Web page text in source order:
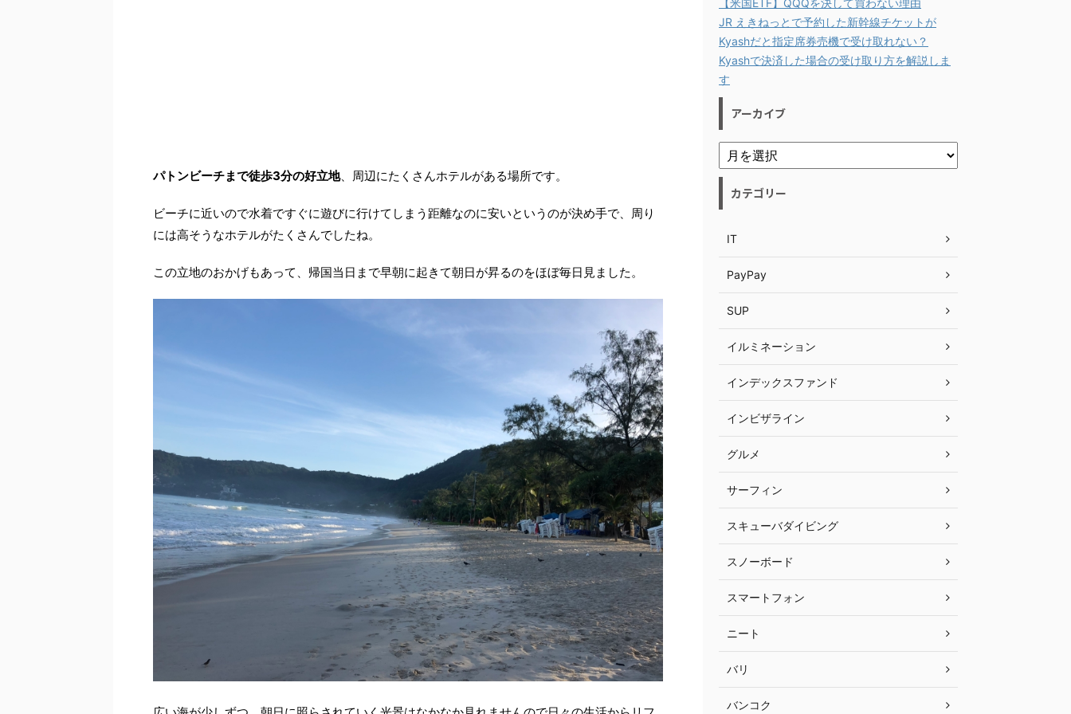
パトンビーチまで徒歩3分の好立地、周辺にたくさんホテルがある場所です。
ビーチに近いので水着ですぐに遊びに行けてしまう距離なのに安いというのが決め手で、周り
には高そうなホテルがたくさんでしたね。
この立地のおかげもあって、帰国当日まで早朝に起きて朝日が昇るのをほぼ毎日見ました。
【米国ETF】QQQを決して買わない理由
JR えきねっとで予約した新幹線チケットが
Kyashだと指定席券売機で受け取れない？
Kyashで決済した場合の受け取り方を解説しま
す
アーカイブ
カテゴリー
IT
PayPay
SUP
イルミネーション
インデックスファンド
インビザライン
グルメ
サーフィン
スキューバダイビング
スノーボード
スマートフォン
ニート
バリ
バンコク